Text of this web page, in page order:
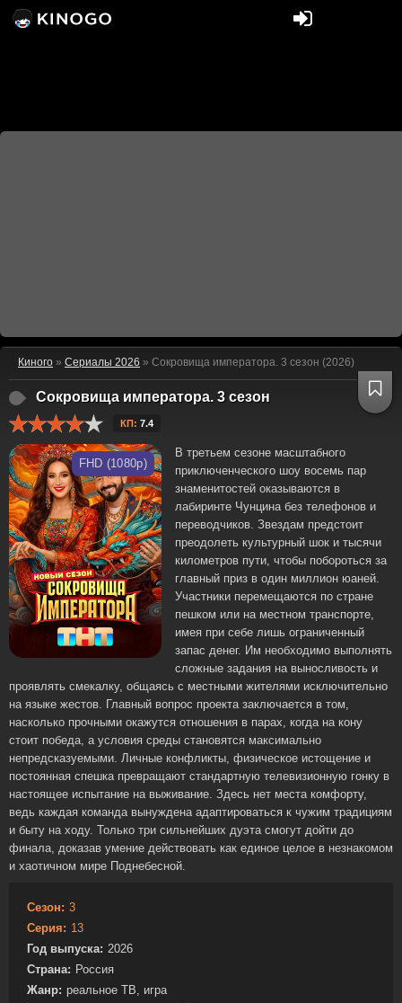
Киного » Сериалы 2026 » Сокровища императора. 3 сезон (2026)
Сокровища императора. 3 сезон
КП: 7.4
FHD (1080p)
В третьем сезоне масштабного
приключенческого шоу восемь пар
знаменитостей оказываются в
лабиринте Чунцина без телефонов и
переводчиков. Звездам предстоит
преодолеть культурный шок и тысячи
километров пути, чтобы побороться за
главный приз в один миллион юаней.
Участники перемещаются по стране
пешком или на местном транспорте,
имея при себе лишь ограниченный
запас денег. Им необходимо выполнять
сложные задания на выносливость и
проявлять смекалку, общаясь с местными жителями исключительно
на языке жестов. Главный вопрос проекта заключается в том,
насколько прочными окажутся отношения в парах, когда на кону
стоит победа, а условия среды становятся максимально
непредсказуемыми. Личные конфликты, физическое истощение и
постоянная спешка превращают стандартную телевизионную гонку в
настоящее испытание на выживание. Здесь нет места комфорту,
ведь каждая команда вынуждена адаптироваться к чужим традициям
и быту на ходу. Только три сильнейших дуэта смогут дойти до
финала, доказав умение действовать как единое целое в незнакомом
и хаотичном мире Поднебесной.
Сезон: 3
Серия: 13
Год выпуска: 2026
Страна: Россия
Жанр: реальное ТВ, игра